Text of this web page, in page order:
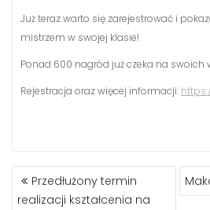
Już teraz warto się zarejestrować i
mistrzem w swojej klasie!
Ponad 600 nagród już czeka na swoich
Rejestracja oraz więcej informacji:
NAWIGACJA
WPISU
Przedłużony termin
realizacji kształcenia na